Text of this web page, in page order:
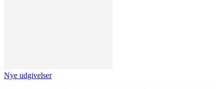
Nye udgivelser